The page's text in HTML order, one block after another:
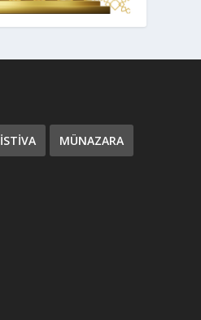
ISTIVA MÜNAZARA